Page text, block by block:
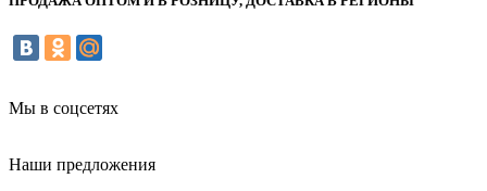
Мы в соцсетях
Наши предложения